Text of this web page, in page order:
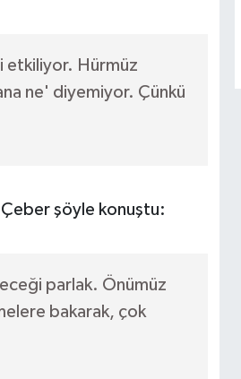
etkiliyor. Hürmüz
ne' diyemiyor. Çünkü
şöyle konuştu:
parlak. Önümüz
bakarak, çok